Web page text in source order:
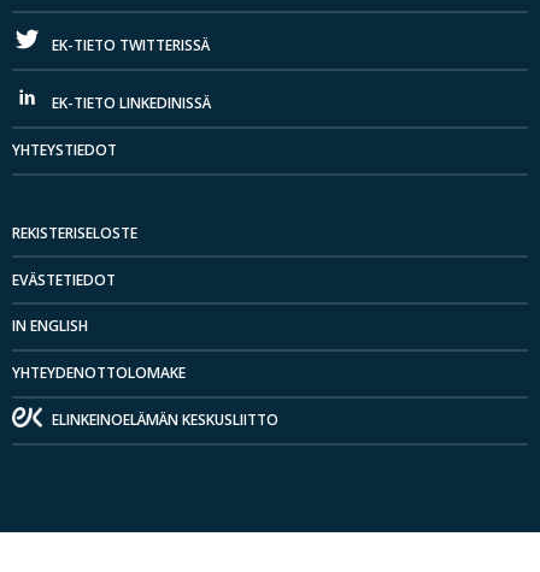
EK-TIETO TWITTERISSÄ
EK-TIETO LINKEDINISSÄ
YHTEYSTIEDOT
REKISTERISELOSTE
EVÄSTETIEDOT
IN ENGLISH
YHTEYDENOTTOLOMAKE
ELINKEINOELÄMÄN KESKUSLIITTO